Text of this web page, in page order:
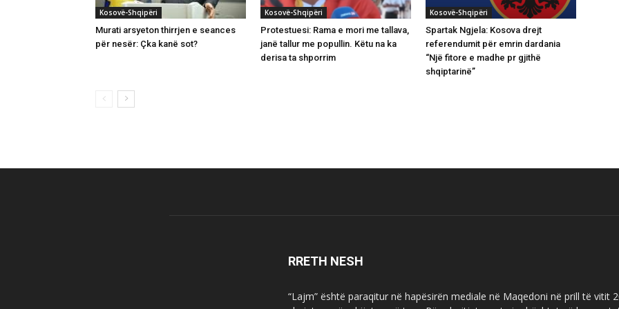
Kosovë-Shqipëri
Murati arsyeton thirrjen e seances
për nesër: Çka kanë sot?
Kosovë-Shqipëri
Protestuesi: Rama e mori me tallava,
janë tallur me popullin. Këtu na ka
derisa ta shporrim
Kosovë-Shqipëri
Spartak Ngjela: Kosova drejt
referendumit për emrin dardania
“Një fitore e madhe pr gjithë
shqiptarinë”
RRETH NESH
“Lajm” është paraqitur në hapësirën mediale në Maqedoni në prill të